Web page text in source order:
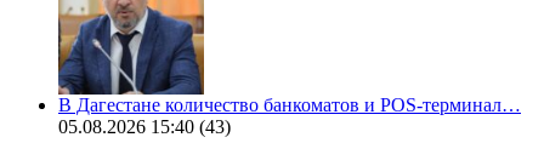
В Дагестане количество банкоматов и POS-терминал…
05.08.2026 15:40 (43)